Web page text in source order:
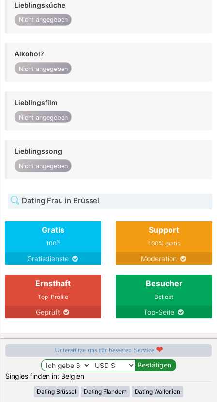
Lieblingsküche
Nicht angegeben
Alkohol?
Nicht angegeben
Lieblingsfilm
Nicht angegeben
Lieblingssong
Nicht angegeben
Dating Frau in Brüssel
Gratis
100%
Gratisdienste
Support
100% gratis
Moderation
Ernsthaft
Top-Profile
Geprüft
Besucher
Beliebt
Top-Seite
Unterstütze uns für besseren Service
Singles finden in: Belgien
Dating Brüssel Dating Flandern Dating Wallonien